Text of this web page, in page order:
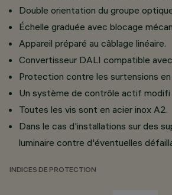
Double orientation du groupe
Échelle graduée avec blocage
Appareil préparé au câblage linéaire.
Convertisseur DALI compatible
Protection contre les surtensions
Un système de contrôle actif modifi
Toutes les vis sont en acier inox A2.
Dans le cas d'installations sur des
luminaire contre d'éventuelles
INDICES DE PROTECTION